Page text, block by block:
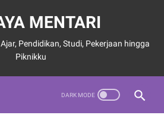
MENTARI
Pendidikan, Studi, Pekerjaan hingga
Piknikku